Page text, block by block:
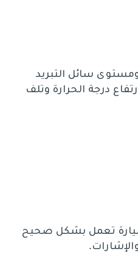
سائل التبريد
درجة الحرارة وتلف
تعمل بشكل صحيح